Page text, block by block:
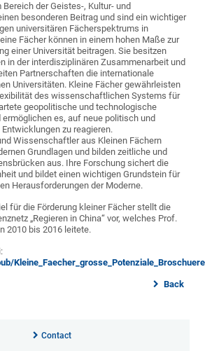
der Geistes-, Kultur- und
besonderen Beitrag und sind ein wichtiger
universitären Fächerspektrums in
Fächer können in einem hohen Maße zur
einer Universität beitragen. Sie besitzen
in der interdisziplinären Zusammenarbeit und
Partnerschaften die internationale
Universitäten. Kleine Fächer gewährleisten
des wissenschaftlichen Systems für
geopolitische und technologische
es, auf neue politisch und
zu reagieren.
Wissenschaftler aus Kleinen Fächern
Grundlagen und bilden zeitliche und
aus. Ihre Forschung sichert die
und bildet einen wichtigen Grundstein für
Herausforderungen der Moderne.
für die Förderung kleiner Fächer stellt die
„Regieren in China“ vor, welches Prof.
2010 bis 2016 leitete.
Back
Contact